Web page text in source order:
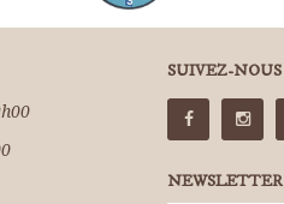
SUIVEZ-NOUS
NEWSLETTER